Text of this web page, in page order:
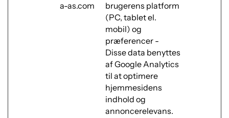
a-as.com
brugerens platform
(PC, tablet el.
mobil) og
præferencer -
Disse data benyttes
af Google Analytics
til at optimere
hjemmesidens
indhold og
annoncerelevans.